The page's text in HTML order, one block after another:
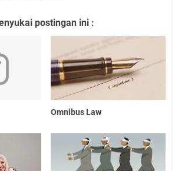
postingan ini :
Omnibus Law